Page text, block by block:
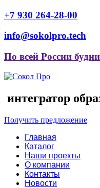
+7 930 264-28-00
info@sokolpro.tech
По всей России
интегратор
Получить предложение
Главная
Каталог
Наши проекты
О компании
Контакты
Новости